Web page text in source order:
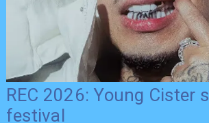
REC 2026: Young Cister
festival